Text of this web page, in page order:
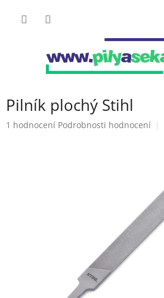
Pilník plochý Stihl
Průměrné
1 hodnocení Podrobnosti hodnocení